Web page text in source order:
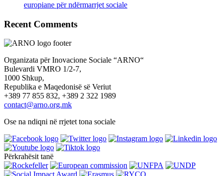
europiane për ndërmarrjet sociale
Recent Comments
Organizata për Inovacione Sociale “ARNO“
Bulevardi VMRO 1/2-7,
1000 Shkup,
Republika e Maqedonisë së Veriut
+389 77 855 832, +389 2 322 1989
contact@arno.org.mk
Ose na ndiqni në rrjetet tona sociale
Përkrahësit tanë